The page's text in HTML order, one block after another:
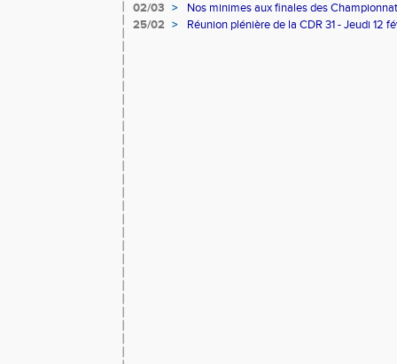
02/03 >
Nos minimes aux finales des
!
25/02 > Réunion plénière de la CDR 31 - Jeudi 12